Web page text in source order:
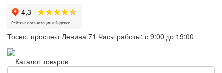
Тосно, проспект Ленина 71 Часы работы: с 9:00 до 19:00
Каталог товаров